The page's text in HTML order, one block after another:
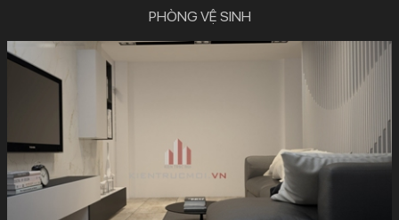
PHÒNG VỆ SINH